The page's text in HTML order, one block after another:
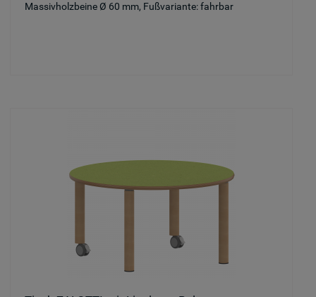
Massivholzbeine Ø 60 mm, Fußvariante: fahrbar